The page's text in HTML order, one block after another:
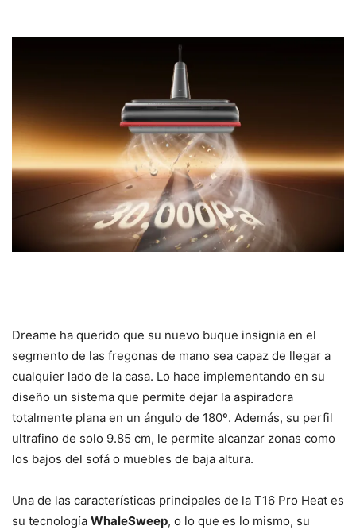
Dreame ha querido que su nuevo buque insignia en el
segmento de las fregonas de mano sea capaz de llegar a
cualquier lado de la casa. Lo hace implementando en su
diseño un sistema que permite dejar la aspiradora
totalmente plana en un ángulo de 180º. Además, su perfil
ultrafino de solo 9.85 cm, le permite alcanzar zonas como
los bajos del sofá o muebles de baja altura.
Una de las características principales de la T16 Pro Heat es
su tecnología WhaleSweep, o lo que es lo mismo, su